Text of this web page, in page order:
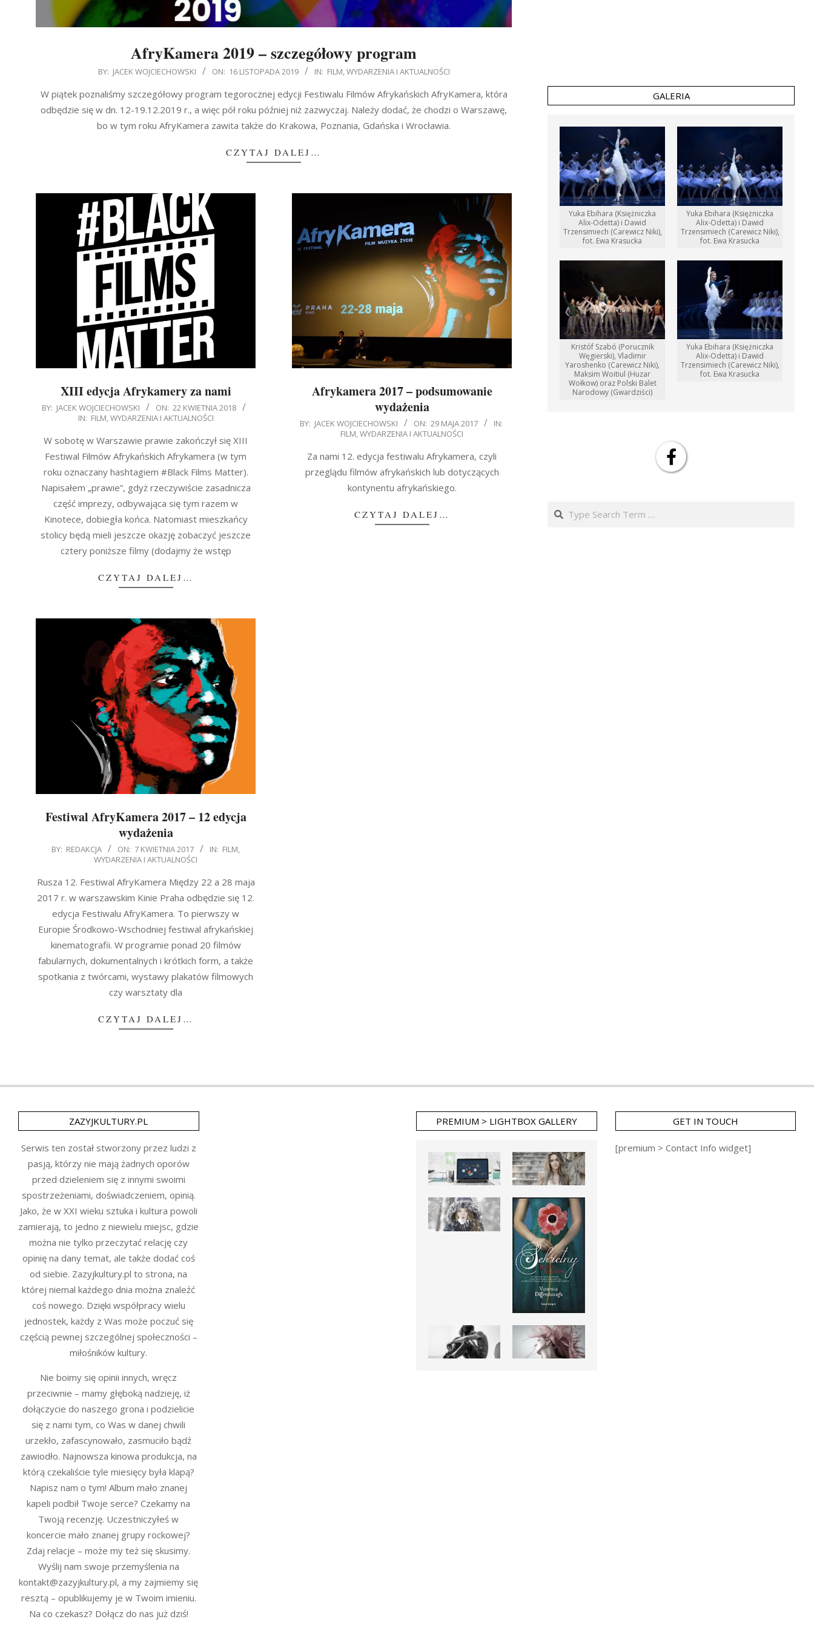
AfryKamera 2019 – szczegółowy program
BY: JACEK WOJCIECHOWSKI ON: 16 LISTOPADA 2019 IN: FILM,WYDARZENIA I AKTUALNOŚCI
W piątek poznaliśmy szczegółowy program tegorocznej edycji Festiwalu Filmów Afrykańskich AfryKamera, która
odbędzie się w dn. 12-19.12.2019 r., a więc pół roku później niż zazwyczaj. Należy dodać, że chodzi o Warszawę,
bo w tym roku AfryKamera zawita także do Krakowa, Poznania, Gdańska i Wrocławia.
CZYTAJ DALEJ…
XIII edycja Afrykamery za nami
2018-
22
BY: JACEK WOJCIECHOWSKI ON: 22 KWIETNIA 2018
IN: FILM,WYDARZENIA I AKTUALNOŚCI
W sobotę w Warszawie prawie zakończył się XIII
Festiwal Filmów Afrykańskich Afrykamera (w tym
roku oznaczany hashtagiem #Black Films Matter).
Napisałem „prawie”, gdyż rzeczywiście zasadnicza
część imprezy, odbywająca się tym razem w
Kinotece, dobiegła końca. Natomiast mieszkańcy
stolicy będą mieli jeszcze okazję zobaczyć jeszcze
cztery poniższe filmy (dodajmy że wstęp
CZYTAJ DALEJ…
Afrykamera 2017 – podsumowanie
wydażenia
2017-
BY: JACEK WOJCIECHOWSKI ON: 29 MAJA 2017
IN:
FILM,WYDARZENIA I AKTUALNOŚCI
Za nami 12. edycja festiwalu Afrykamera, czyli
przeglądu filmów afrykańskich lub dotyczących
kontynentu afrykańskiego.
CZYTAJ DALEJ…
Festiwal AfryKamera 2017 – 12 edycja
wydażenia
2017-
07
BY: REDAKCJA ON: 7 KWIETNIA 2017 IN: FILM,
WYDARZENIA I AKTUALNOŚCI
Rusza 12. Festiwal AfryKamera Między 22 a 28 maja
2017 r. w warszawskim Kinie Praha odbędzie się 12.
edycja Festiwalu AfryKamera. To pierwszy w
Europie Środkowo-Wschodniej festiwal afrykańskiej
kinematografii. W programie ponad 20 filmów
fabularnych, dokumentalnych i krótkich form, a także
spotkania z twórcami, wystawy plakatów filmowych
czy warsztaty dla
CZYTAJ DALEJ…
GALERIA
Yuka Ebihara (Księżniczka
Alix-Odetta) i Dawid
Trzensimiech (Carewicz Niki),
fot. Ewa Krasucka
Yuka Ebihara (Księżniczka
Alix-Odetta) i Dawid
Trzensimiech (Carewicz Niki),
fot. Ewa Krasucka
Kristóf Szabó (Porucznik
Węgierski), Vladimir
Yaroshenko (Carewicz Niki),
Maksim Woitiul (Huzar
Wołkow) oraz Polski Balet
Narodowy (Gwardziści)
Yuka Ebihara (Księżniczka
Alix-Odetta) i Dawid
Trzensimiech (Carewicz Niki),
fot. Ewa Krasucka
Search
ZAZYJKULTURY.PL
Serwis ten został stworzony przez ludzi z
pasją, którzy nie mają żadnych oporów
przed dzieleniem się z innymi swoimi
spostrzeżeniami, doświadczeniem, opinią.
Jako, że w XXI wieku sztuka i kultura powoli
zamierają, to jedno z niewielu miejsc, gdzie
można nie tylko przeczytać relację czy
opinię na dany temat, ale także dodać coś
od siebie. Zazyjkultury.pl to strona, na
której niemal każdego dnia można znaleźć
coś nowego. Dzięki współpracy wielu
jednostek, każdy z Was może poczuć się
częścią pewnej szczególnej społeczności –
miłośników kultury.
Nie boimy się opinii innych, wręcz
przeciwnie – mamy głęboką nadzieję, iż
dołączycie do naszego grona i podzielicie
się z nami tym, co Was w danej chwili
urzekło, zafascynowało, zasmuciło bądź
zawiodło. Najnowsza kinowa produkcja, na
którą czekaliście tyle miesięcy była klapą?
Napisz nam o tym! Album mało znanej
kapeli podbił Twoje serce? Czekamy na
Twoją recenzję. Uczestniczyłeś w
koncercie mało znanej grupy rockowej?
Zdaj relacje – może my też się skusimy.
Wyślij nam swoje przemyślenia na
kontakt@zazyjkultury.pl, a my zajmiemy się
resztą – opublikujemy je w Twoim imieniu.
Na co czekasz? Dołącz do nas już dziś!
PREMIUM > LIGHTBOX GALLERY GET IN TOUCH
[premium > Contact Info widget]